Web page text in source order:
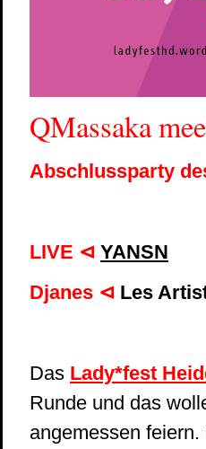
QMassaka
Abschlussparty
LIVE ⊲ YANSN
Djanes ⊲ Les
Das Lady*fest
Runde und das
angemessen